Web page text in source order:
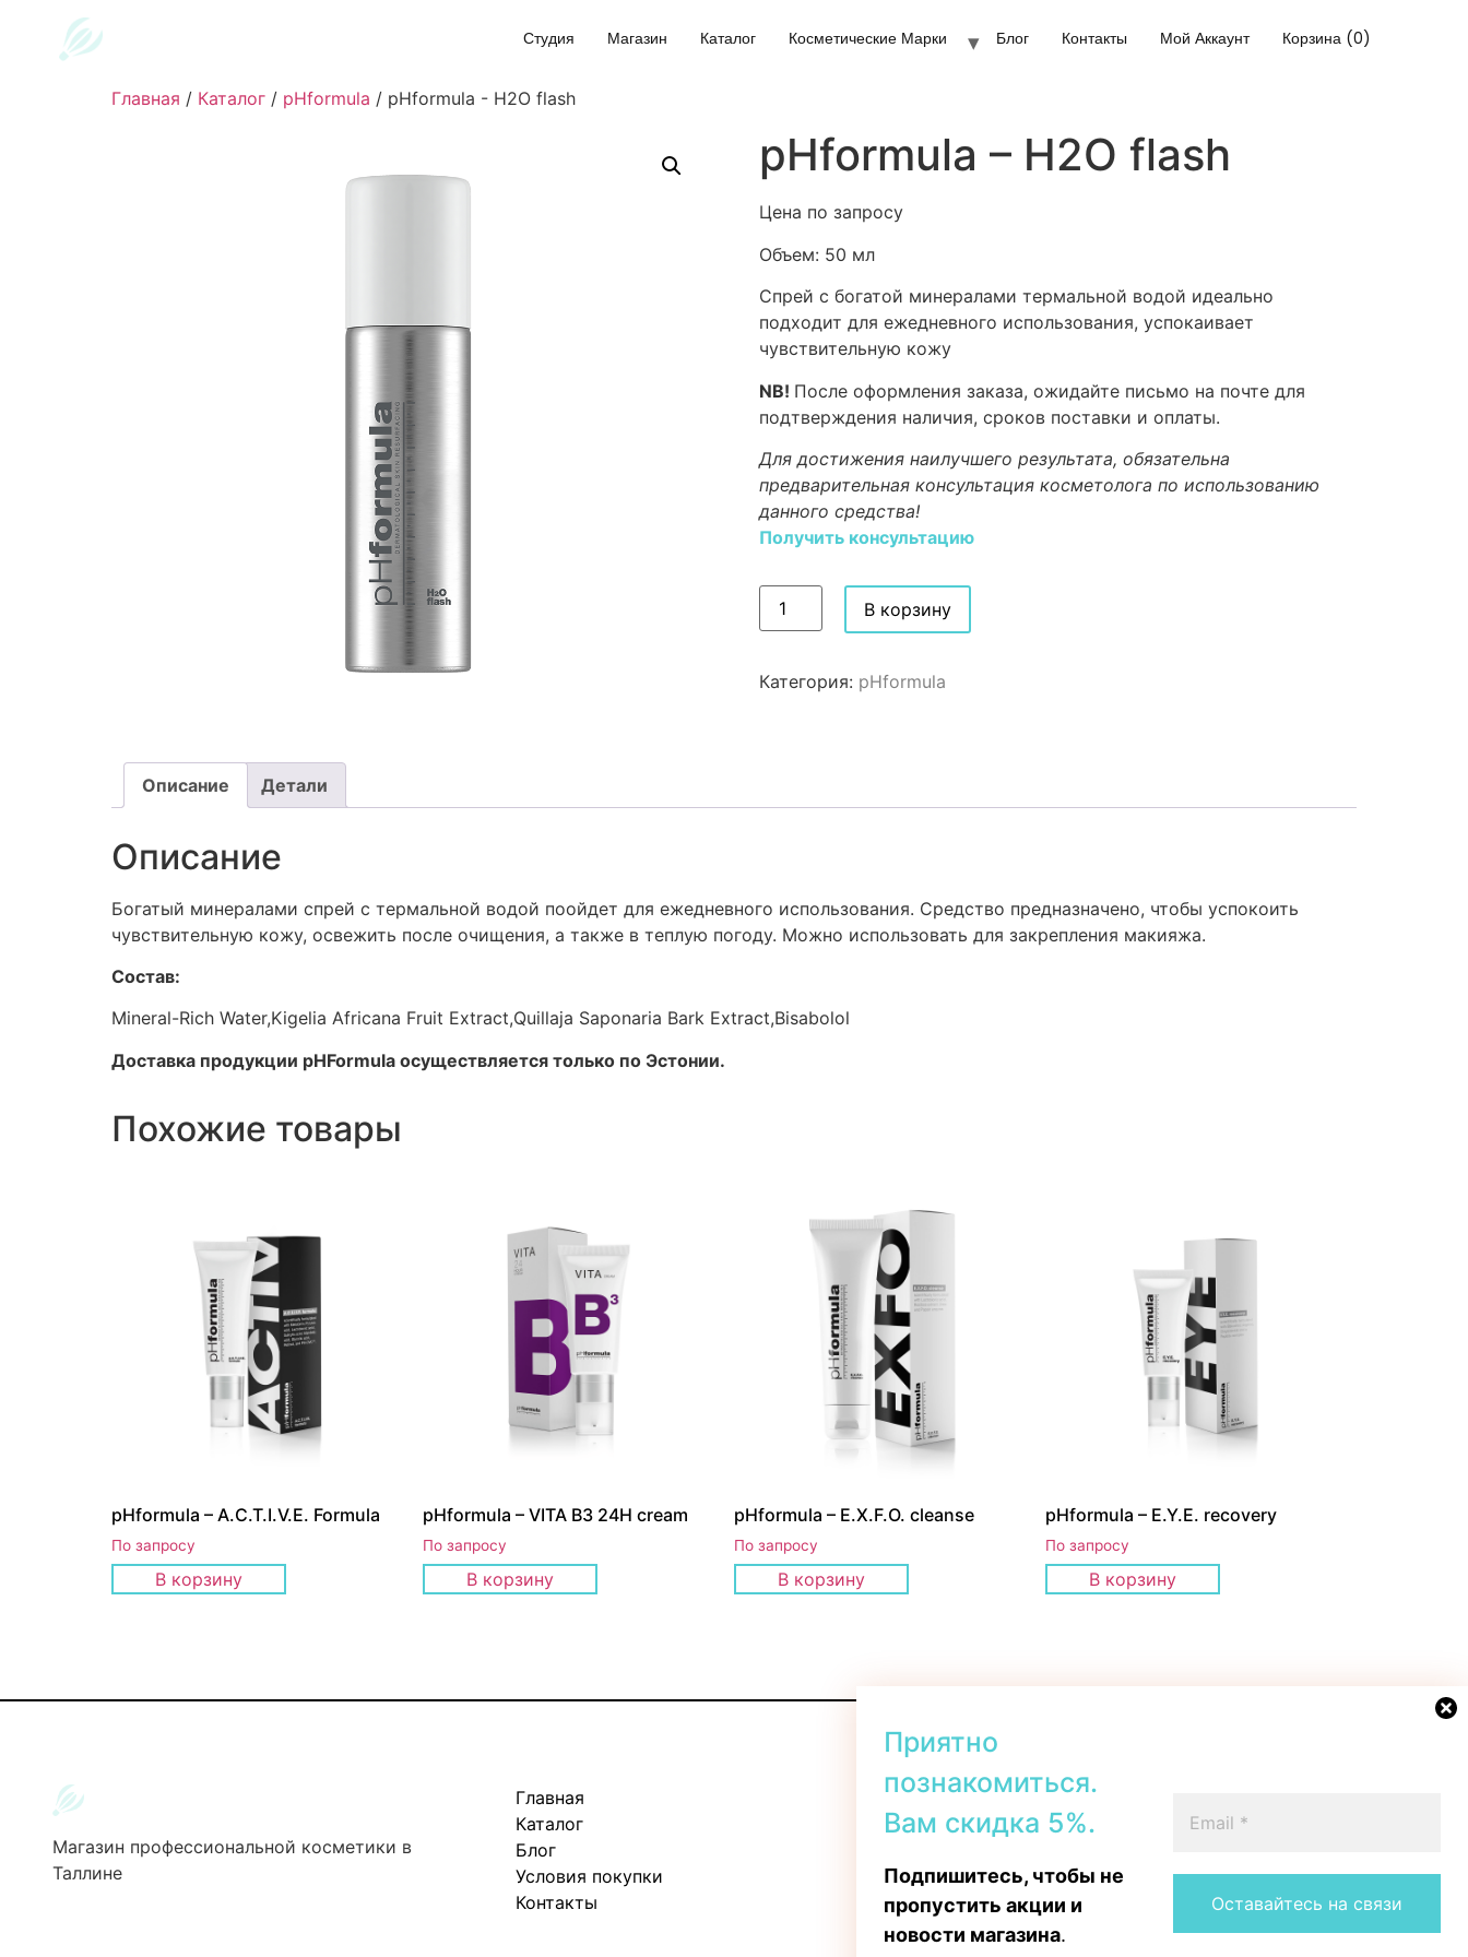
Студия Магазин Каталог Косметические Марки Блог Контакты Мой Аккаунт Корзина (0)
Главная / Каталог / pHformula / pHformula - H2O flash
pHformula – H2O flash
Цена по запросу
Объем: 50 мл
Спрей с богатой минералами термальной водой идеально
подходит для ежедневного использования, успокаивает
чувствительную кожу
NB! После оформления заказа, ожидайте письмо на почте для
подтверждения наличия, сроков поставки и оплаты.
Для достижения наилучшего результата, обязательна
предварительная консультация косметолога по использованию
данного средства!
Получить консультацию
В корзину
Категория: pHformula
Описание Детали
Описание
Богатый минералами спрей с термальной водой поойдет для ежедневного использования. Средство предназначено, чтобы успокоить
чувствительную кожу, освежить после очищения, а также в теплую погоду. Можно использовать для закрепления макияжа.
Состав:
Mineral-Rich Water,Kigelia Africana Fruit Extract,Quillaja Saponaria Bark Extract,Bisabolol
Доставка продукции pHFormula осуществляется только по Эстонии.
Приятно
познакомиться.
Вам скидка 5%.
Подпишитесь, чтобы не
пропустить акции и
новости магазина.
Похожие товары
pHformula – A.C.T.I.V.E. Formula
По запросу
В корзину
pHformula – VITA B3 24H cream
По запросу
В корзину
pHformula – E.X.F.O. cleanse
По запросу
В корзину
pHformula – E.Y.E. recovery
По запросу
В корзину
Магазин профессиональной косметики в
Таллине
Главная
Каталог
Блог
Условия покупки
Контакты
Kadaka tee 42b, Tallinn
Пн-Пт: 11:00–19:00
Вс: 11:00 - 15:00
Messenger
Instagram